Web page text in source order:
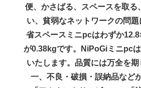
便、かさばる、スペースを取る
い、貧弱なネットワークの問題
省スペースミニpcはわずか
が0.38kgです。NiPoGiミニpc
いたします。品質には万全を
一、不良・破損・誤納品など